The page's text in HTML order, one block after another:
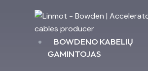
BOWDENO KABELIŲ
GAMINTOJAS